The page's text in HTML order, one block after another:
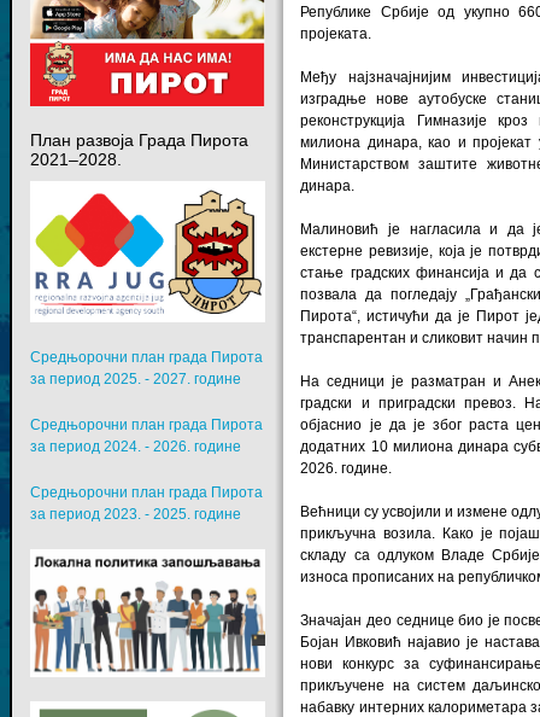
Републике Србије од укупно
пројеката.
Међу најзначајнијим
изградње нове аутобуске
реконструкција Гимназије
милиона динара, као и
Министарством заштите
динара.
Малиновић је нагласила и да
екстерне ревизије, која је
стање градских финансија и да
позвала да погледају
Пирота“, истичући да је Пирот
транспарентан и сликовит начин
На седници је разматран и
градски и приградски
објаснио је да је због раста
додатних 10 милиона динара
2026. године.
Већници су усвојили и измене
прикључна возила. Како је
складу са одлуком Владе
износа прописаних на
Значајан део седнице био је
Бојан Ивковић најавио је
нови конкурс за
прикључене на систем
набавку интерних калориметара
План развоја Града Пирота
2021–2028.
Средњорочни план града Пирота
за период 2025. - 2027. године
Средњорочни план града Пирота
за период 2024. - 2026. године
Средњорочни план града Пирота
за период 2023. - 2025. године